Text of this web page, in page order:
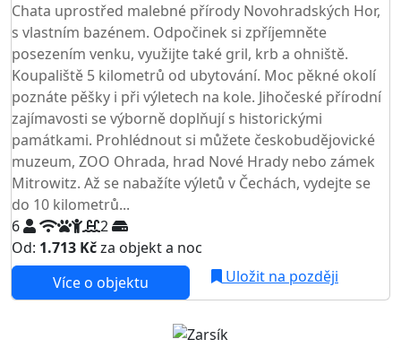
Chata uprostřed malebné přírody Novohradských Hor,
s vlastním bazénem. Odpočinek si zpříjemněte
posezením venku, využijte také gril, krb a ohniště.
Koupaliště 5 kilometrů od ubytování. Moc pěkné okolí
poznáte pěšky i při výletech na kole. Jihočeské přírodní
zajímavosti se výborně doplňují s historickými
památkami. Prohlédnout si můžete českobudějovické
muzeum, ZOO Ohrada, hrad Nové Hrady nebo zámek
Mitrowitz. Až se nabažíte výletů v Čechách, vydejte se
do 10 kilometrů...
6
2
Od: 1.713 Kčza objekt a noc
Více o objektu
Uložit na později